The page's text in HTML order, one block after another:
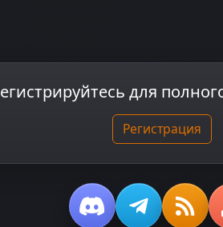
для
Регистрация